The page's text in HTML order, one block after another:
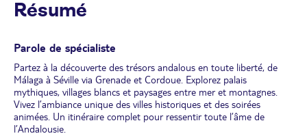
Résumé
Parole de spécialiste
Partez à la découverte des trésors andalous en toute liberté, de
Málaga à Séville via Grenade et Cordoue. Explorez palais
mythiques, villages blancs et paysages entre mer et montagnes.
Vivez l’ambiance unique des villes historiques et des soirées
animées. Un itinéraire complet pour ressentir toute l’âme de
l’Andalousie.